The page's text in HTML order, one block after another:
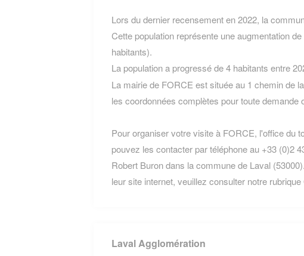
Lors du dernier recensement en 2022, la
Cette population représente une augmentation
habitants).
La population a progressé de 4 habitants entre
La mairie de FORCE est située au 1 chemin de
les coordonnées complètes pour toute demande
Pour organiser votre visite à FORCE, l'office du
pouvez les contacter par téléphone au +33 (0)2
Robert Buron dans la commune de Laval
leur site internet, veuillez consulter notre rubrique
Laval Agglomération